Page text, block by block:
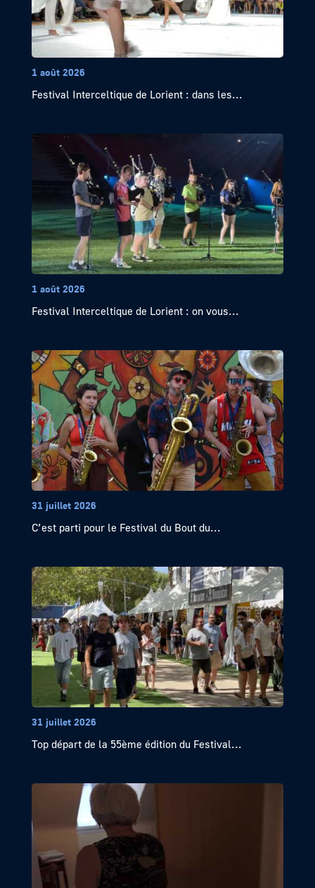
1 août 2026
Festival Interceltique de Lorient : dans les...
1 août 2026
Festival Interceltique de Lorient : on vous...
31 juillet 2026
C’est parti pour le Festival du Bout du...
31 juillet 2026
Top départ de la 55ème édition du Festival...